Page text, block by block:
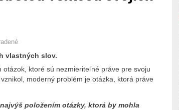
vlastných slov.
ktoré sú nezmieriteľné práve pre svoju
moderný problém je otázka, ktorá práve
položením otázky, ktorá by mohla